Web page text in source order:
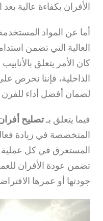
الأفران بكفاءة عالية بعد
أما عن المواد
العالية التي تضمن
كان الأمر يتعلق
الداخلية، فإننا نحرص
لضمان أفضل أداء للفرن
فيما يتعلق بـتصليح
المتخصصة في زيادة
المستغرق في كل
تضمن عودة الأفران
جودتها أو عمرها